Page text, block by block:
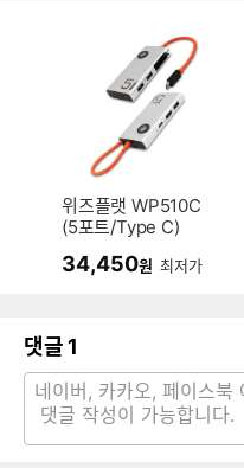
위즈플랫 WP510C
(5포트/Type C)
34,450원 최저가
댓글 1